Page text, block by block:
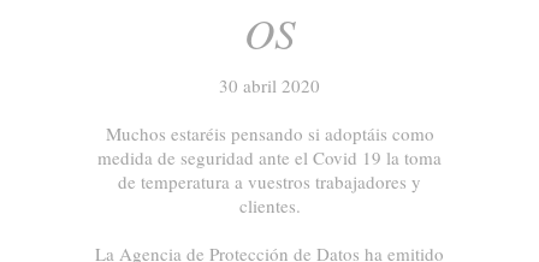
OS
30 abril 2020
Muchos estaréis pensando si adoptáis como
medida de seguridad ante el Covid 19 la toma
de temperatura a vuestros trabajadores y
clientes.
La Agencia de Protección de Datos ha emitido